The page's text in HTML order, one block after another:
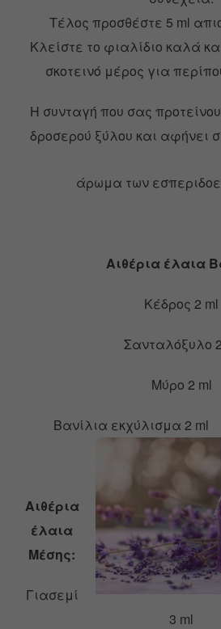
Τέλος προσθέστε 5 ml
Κλείστε το φιαλίδιο καλά
σκοτεινό μέρος για
Η συνταγή που σας
δροσερού ξύλου και αφήνει
άρωμα των
Αιθέρια έλαια
Κέδρος 2 ml
Σανταλόξυλο
Μύρο 2 ml
Βανίλια
Αιθέρια
έλαια
Μέσης:
Γιασεμί
3 ml